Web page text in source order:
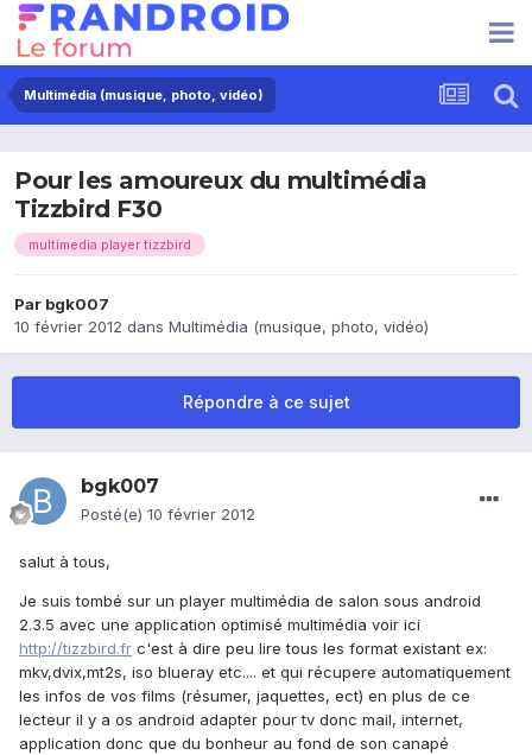
Multimédia (musique, photo, vidéo)
Pour les amoureux du multimédia
Tizzbird F30
multimedia player tizzbird
Par bgk007
10 février 2012 dans Multimédia (musique, photo, vidéo)
Répondre à ce sujet
bgk007
Posté(e) 10 février 2012
salut à tous,
Je suis tombé sur un player multimédia de salon sous android
2.3.5 avec une application optimisé multimédia voir ici
http://tizzbird.fr c'est à dire peu lire tous les format existant ex:
mkv,dvix,mt2s, iso blueray etc.... et qui récupere automatiquement
les infos de vos films (résumer, jaquettes, ect) en plus de ce
lecteur il y a os android adapter pour tv donc mail, internet,
application donc que du bonheur au fond de son canapé